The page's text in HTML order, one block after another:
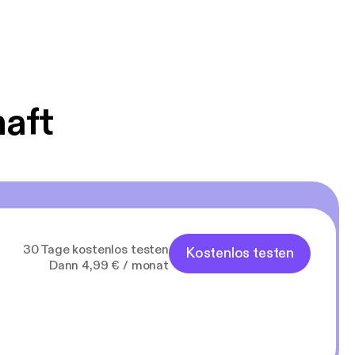
für sich
Neill und
30 Tage kostenlos testen
Dann 4,99 € / monat
Kostenlos testen